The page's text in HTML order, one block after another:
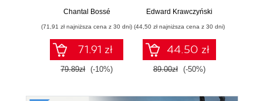
indispensable
PowerPoint's
advanced tools to
create engaging
presentations
Chantal Bossé
(71,91 zł najniższa cena z 30 dni)
71.91 zł
79.89zł (-10%)
Edward Krawczyński
(44,50 zł najniższa cena z 30 dni)
44.50 zł
89.00zł (-50%)